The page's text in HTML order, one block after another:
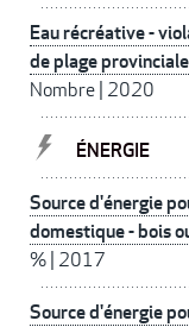
Eau récréative -
de plage provinciale
Nombre 2020
ÉNERGIE
Source d'énergie
domestique - bois
% 2017
Source d'énergie